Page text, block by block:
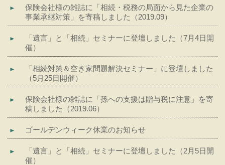
保険会社様の雑誌に「相続・税務の局面から見た企業の
事業承継対策」を寄稿しました（2019.09）
「遺言」と「相続」セミナーに登壇しました（7月4日開
催）
「相続対策＆空き家問題解決セミナー」に登壇しました
（5月25日開催）
保険会社様の雑誌に「孫への支援は贈与税に注意」を寄
稿しました（2019.06）
ゴールデンウィーク休業のお知らせ
「遺言」と「相続」セミナーに登壇しました（2月5日開
催）